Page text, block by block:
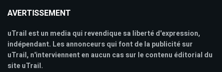
AVERTISSEMENT
uTrail est un media qui revendique sa liberté d'expression,
indépendant. Les annonceurs qui font de la publicité sur
uTrail, n'interviennent en aucun cas sur le contenu éditorial du
site uTrail.